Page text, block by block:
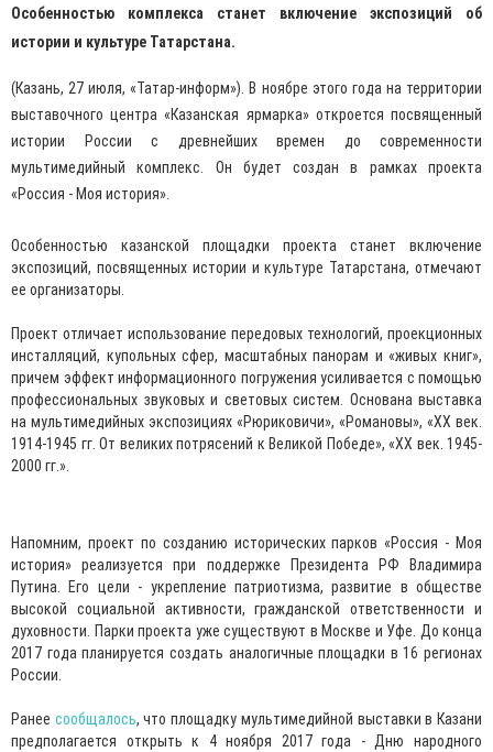
Особенностью комплекса станет включение экспозиций об
истории и культуре Татарстана.
(Казань, 27 июля, «Татар-информ»). В ноябре этого года на территории
выставочного центра «Казанская ярмарка» откроется посвященный
истории России с древнейших времен до современности
мультимедийный комплекс. Он будет создан в рамках проекта
«Россия - Моя история».
Особенностью казанской площадки проекта станет включение
экспозиций, посвященных истории и культуре Татарстана, отмечают
ее организаторы.
Проект отличает использование передовых технологий, проекционных
инсталляций, купольных сфер, масштабных панорам и «живых книг»,
причем эффект информационного погружения усиливается с помощью
профессиональных звуковых и световых систем. Основана выставка
на мультимедийных экспозициях «Рюриковичи», «Романовы», «ХХ век.
1914-1945 гг. От великих потрясений к Великой Победе», «ХХ век. 1945-
2000 гг.».
Напомним, проект по созданию исторических парков «Россия - Моя
история» реализуется при поддержке Президента РФ Владимира
Путина. Его цели - укрепление патриотизма, развитие в обществе
высокой социальной активности, гражданской ответственности и
духовности. Парки проекта уже существуют в Москве и Уфе. До конца
2017 года планируется создать аналогичные площадки в 16 регионах
России.
Ранее сообщалось, что площадку мультимедийной выставки в Казани
предполагается открыть к 4 ноября 2017 года - Дню народного